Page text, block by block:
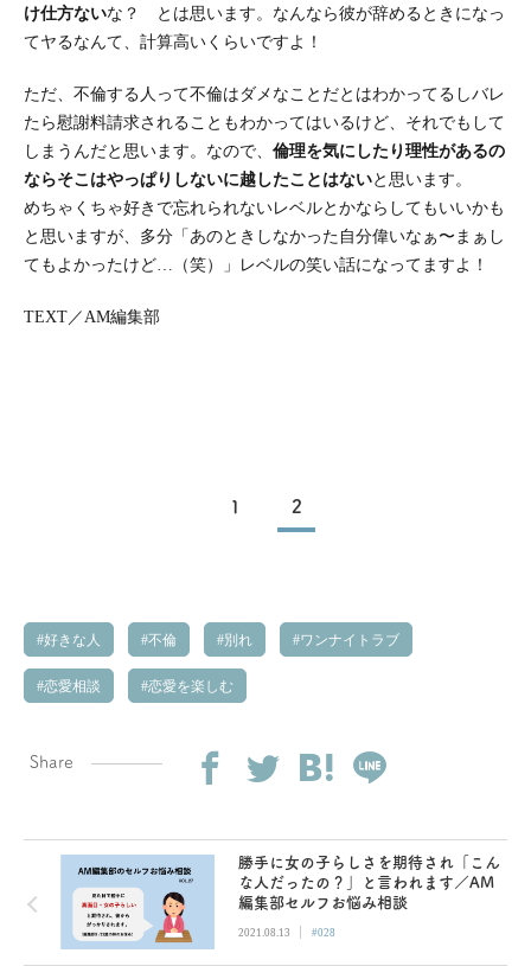
け仕方ないな？ とは思います。なんなら彼が辞めるときになっ
てヤるなんて、計算高いくらいですよ！
ただ、不倫する人って不倫はダメなことだとはわかってるしバレ
たら慰謝料請求されることもわかってはいるけど、それでもして
しまうんだと思います。なので、 倫理を気にしたり理性があるの
ならそこはやっぱりしないに越したことはないと思います。
めちゃくちゃ好きで忘れられないレベルとかならしてもいいかも
と思いますが、多分「あのときしなかった自分偉いなぁ〜まぁし
てもよかったけど…（笑）」レベルの笑い話になってますよ！
TEXT／AM編集部
1 2
好きな人 不倫 別れ ワンナイトラブ
恋愛相談 恋愛を楽しむ
Share
勝手に女の子らしさを期待され「こん
な人だったの？」と言われます／AM
編集部セルフお悩み相談
2021.08.13 | #028